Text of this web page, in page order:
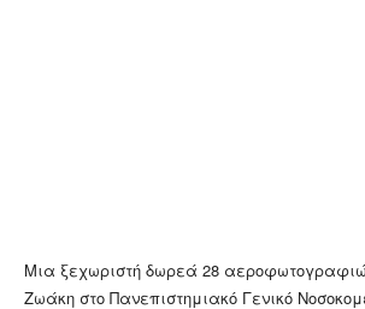
Μια ξεχωριστή δωρεά 28
Ζωάκη στο Πανεπιστημιακό Γενικό